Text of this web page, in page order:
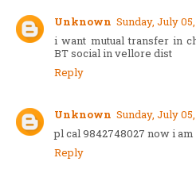
Unknown Sunday, July
i want mutual transfer in
BT social in vellore dist
Reply
Unknown Sunday, July
pl cal 9842748027 now i
Reply